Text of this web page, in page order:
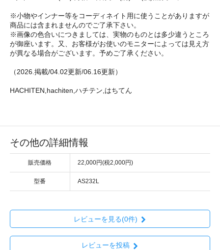
※小物やインナー等をコーディネイト用に使うことがありますが
商品には含まれませんのでご了承下さい。
※画像の色合いにつきましては、実物のものとは多少違うところ
が御座います。又、お客様がお使いのモニターによっては見え方
が異なる場合がございます。予めご了承ください。
（2026.掲載/04.02更新/06.16更新）
HACHITEN,hachiten,ハチテン,はちてん
その他の詳細情報
販売価格 22,000円(税2,000円)
型番 AS232L
レビューを見る(0件)
レビューを投稿